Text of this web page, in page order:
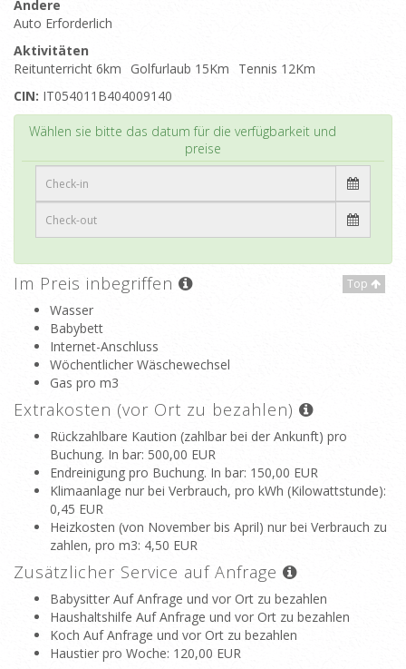
Andere
Auto Erforderlich
Aktivitäten
Reitunterricht 6km
Golfurlaub 15Km
Tennis 12Km
CIN: IT054011B404009140
Wählen sie bitte das datum für die verfügbarkeit und
preise
Top
Im Preis inbegriffen
Wasser
Babybett
Internet-Anschluss
Wöchentlicher Wäschewechsel
Gas pro m3
Extrakosten (vor Ort zu bezahlen)
Rückzahlbare Kaution (zahlbar bei der Ankunft) pro
Buchung. In bar: 500,00 EUR
Endreinigung pro Buchung. In bar: 150,00 EUR
Klimaanlage nur bei Verbrauch, pro kWh (Kilowattstunde):
0,45 EUR
Heizkosten (von November bis April) nur bei Verbrauch zu
zahlen, pro m3: 4,50 EUR
Zusätzlicher Service auf Anfrage
Babysitter Auf Anfrage und vor Ort zu bezahlen
Haushaltshilfe Auf Anfrage und vor Ort zu bezahlen
Koch Auf Anfrage und vor Ort zu bezahlen
Haustier pro Woche: 120,00 EUR